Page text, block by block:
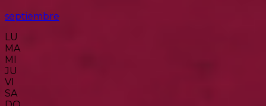
septiembre
LU
MA
MI
JU
VI
SA